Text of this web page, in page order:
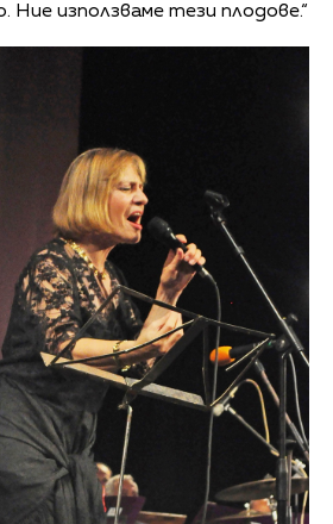
използваме тези плодове.“